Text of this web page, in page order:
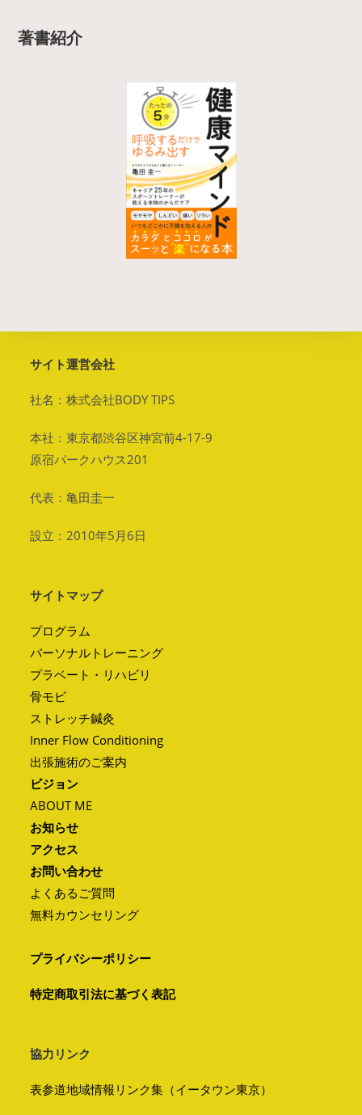
著書紹介
サイト運営会社
社名：株式会社BODY TIPS
本社：東京都渋谷区神宮前4-17-9
原宿パークハウス201
代表：亀田圭一
設立：2010年5月6日
サイトマップ
プログラム
パーソナルトレーニング
プラベート・リハビリ
骨モビ
ストレッチ鍼灸
Inner Flow Conditioning
出張施術のご案内
ビジョン
ABOUT ME
お知らせ
アクセス
お問い合わせ
よくあるご質問
無料カウンセリング
プライバシーポリシー
特定商取引法に基づく表記
協力リンク
表参道地域情報リンク集（イータウン東京）